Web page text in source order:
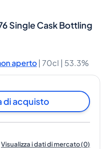
Single Cask Bottling
aperto | 70cl | 53.3%
di acquisto
Visualizza i dati di mercato(0)